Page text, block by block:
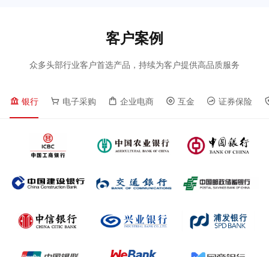
客户案例
众多头部行业客户首选产品，持续为客户提供高品质服务
银行 电子采购 企业电商 互金 证券保险